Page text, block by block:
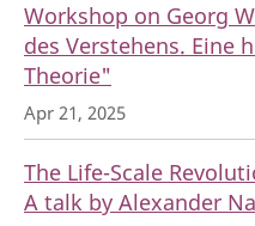
Workshop on Georg
des Verstehens. Eine
Theorie"
Apr 21, 2025
The Life-Scale
A talk by Alexander